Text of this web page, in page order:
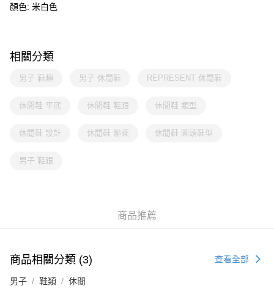
顏色: 米白色
相關分類
男子 鞋類 男子 休閒鞋 REPRESENT 休閒鞋
休閒鞋 平底 休閒鞋 鞋跟 休閒鞋 類型
休閒鞋 設計 休閒鞋 聯乘 休閒鞋 圓頭鞋型
男子 鞋跟
商品推薦
商品相關分類 (3) 查看全部
男子 鞋類 休閒